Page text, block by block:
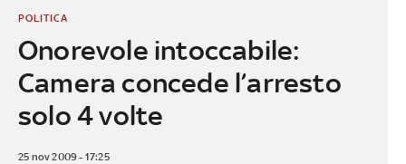
Onorevole intoccabile:
Camera concede l’arresto
solo 4 volte
POLITICA
25 nov 2009 - 17:25